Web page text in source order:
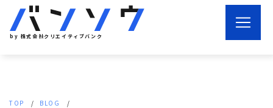
by 株式会社クリエイティブバンク
TOP
BLOG